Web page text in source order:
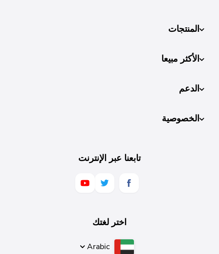
المنتجات
الأكثر مبيعا
الدعم
الخصوصية
تابعنا عبر الإنترنت
اختر لغتك
Arabic